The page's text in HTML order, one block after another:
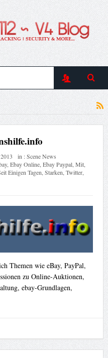
in :Scene News
, Ebay Online, Ebay Paypal, Mit,
Einigen Tagen Starken Twitter,
Themen wie eBay, PayPal,
zu Online-Auktionen,
ebay-Grundlagen,